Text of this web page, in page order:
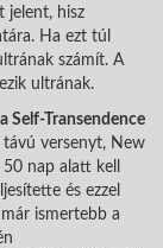
jelent, hisz
Ha ezt túl
számít. A
ultrának.
Self-Transendence
versenyt, New
nap alatt kell
és ezzel
ismertebb a